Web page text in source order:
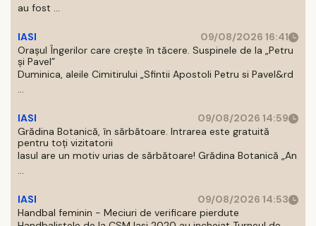
au fost ...
IASI
09/08/2026 16:41
Orașul Îngerilor care crește în tăcere. Suspinele de la „Petru
și Pavel”
Duminica, aleile Cimitirului „Sfintii Apostoli Petru si Pavel&rd
...
IASI
09/08/2026 14:59
Grădina Botanică, în sărbătoare. Intrarea este gratuită
pentru toți vizitatorii
Iasul are un motiv urias de sărbătoare! Grădina Botanică „An
...
IASI
09/08/2026 14:53
Handbal feminin - Meciuri de verificare pierdute